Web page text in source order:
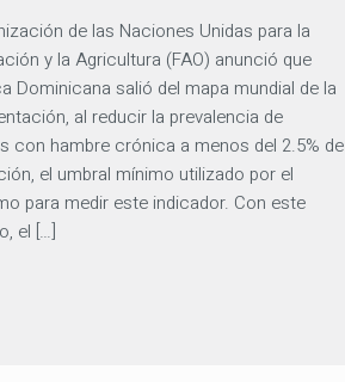
de las Naciones Unidas para la
y la Agricultura (FAO) anunció que
Dominicana salió del mapa mundial de la
al reducir la prevalencia de
con hambre crónica a menos del 2.5% de
el umbral mínimo utilizado por el
para medir este indicador. Con este
el […]